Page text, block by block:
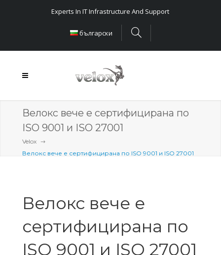
Experts In IT Infrastructure And Support
български
Велокс вече е сертифицирана по
ISO 9001 и ISO 27001
Velox
Велокс вече е сертифицирана по ISO 9001 и ISO 27001
Велокс вече е
сертифицирана по
ISO 9001 и ISO 27001